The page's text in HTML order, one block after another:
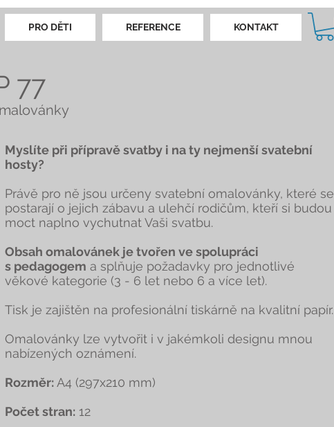
PRO DĚTI REFERENCE KONTAKT
77
Myslíte při přípravě svatby i na ty nejmenší svatební
hosty?
Právě pro ně jsou určeny svatební omalovánky, které se
postarají o jejich zábavu a ulehčí rodičům, kteří si budou
moct naplno vychutnat Vaši svatbu.
Obsah omalovánek je tvořen ve spolupráci
s pedagogem a splňuje požadavky pro jednotlivé
věkové kategorie (3 - 6 let nebo 6 a více let).
Tisk je zajištěn na profesionální tiskárně na kvalitní papír.
Omalovánky lze vytvořit i v jakémkoli designu mnou
nabízených oznámení.
Rozměr: A4 (297x210 mm)
Počet stran: 12